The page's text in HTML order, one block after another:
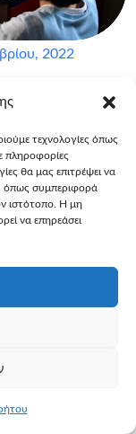
τεχνολογίες όπως
πληροφορίες
θα μας επιτρέψει να
όπως συμπεριφορά
ιστότοπο. Η μη
να επηρεάσει
2022
θα σήμανε το
έδινε τη δύναμη